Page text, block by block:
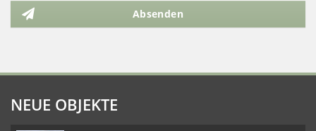
Absenden
NEUE OBJEKTE